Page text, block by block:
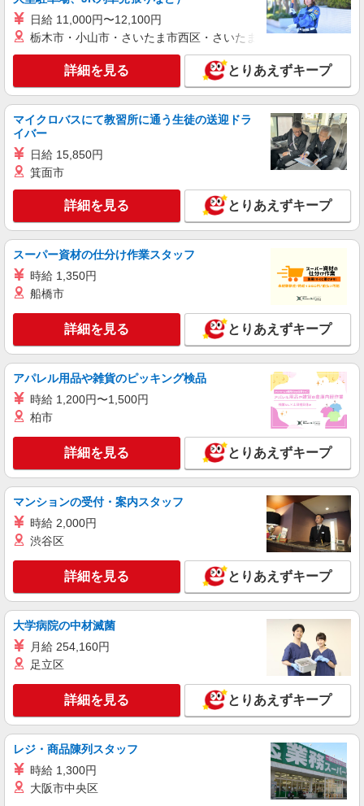
株式会社シエロ
【softbank】人気機種に詳しくなれる携帯販
売
時給1600円〜 ※残業代支給 ★交通費別途支給
（規定あり） ゜+゜・。○。・゜+゜・。○。・゜
+゜ 入社祝い金10万円支給(規定有) お友達を紹介
頂くと, インセンティブ支給(規定有) ★月2回払
い・週払い可能（規程有）★ ゜・。○。・゜
東京都八王子市のsoftbankショップ
詳細を見る
派遣社員
株式会社シエロ
人気機種に詳しくなれる携帯販売【au】
時給1730円〜 ※残業代支給 ★交通費別途支給
（規定あり） ゜+゜・。○。・゜+゜・。○。・゜
+゜ 入社祝い金10万円支給(規定有) お友達を紹介
頂くと, インセンティブ支給(規定有) ★月2回払
い・週払い可能（規程有）★ ゜・。○。・゜
東京都八王子市の家電量販店
詳細を見る
紹介予定派遣
株式会社シエロ
スマホ携帯販売【ドコモ】
時給1700円〜 ※残業代支給 ★交通費別途支給
（規定あり） ゜+゜・。○。・゜+゜・。○。・゜
+゜ 入社祝い金10万円支給(規定有) お友達を紹介
頂くと, インセンティブ支給(規定有) ★月2回払
い・週払い可能（規程有）★ ゜・。○。・゜
+゜・。○。・゜+゜
キープ 詳細を見る
株式会社シエロ
時給1730円〜 ※残業代支給 ★交通費別途支給
（規定あり） ゜+゜・。○。・゜+゜・。○。・゜
+゜ 入社祝い金10万円支給(規定有) お友達を紹介
頂くと, インセンティブ支給(規定有) ★月2回払
い・週払い可能（規程有）★ ゜・。○。・゜
+゜・。○。・゜+゜
東京都八王子市の家電量販店
キープ 詳細を見る
派遣社員
株式会社シエロ
【Y!mobile】人気機種に詳しくなれる携帯販
売
時給1600円〜 ※残業代支給 ★交通費別途支給
（規定あり） ゜+゜・。○。・゜+゜・。○。・゜
+゜ 入社祝い金10万円支給(規定有) お友達を紹介
頂くと, インセンティブ支給(規定有) ★月2回払
い・週払い可能（規程有）★ ゜・。○。・゜
東京都八王子市のY!mobileショップ
詳細を見る
日給 11,000円〜12,100円
栃木市・小山市・さいたま市西区・さいたま市岩槻区・久喜市・
詳細を見る とりあえずキープ
マイクロバスにて教習所に通う生徒の送迎ドラ
イバー
日給 15,850円
箕面市
詳細を見る とりあえずキープ
スーパー資材の仕分け作業スタッフ
時給 1,350円
船橋市
詳細を見る とりあえずキープ
アパレル用品や雑貨のピッキング検品
時給 1,200円〜1,500円
柏市
詳細を見る とりあえずキープ
マンションの受付・案内スタッフ
時給 2,000円
渋谷区
詳細を見る とりあえずキープ
大学病院の中材滅菌
月給 254,160円
足立区
詳細を見る とりあえずキープ
レジ・商品陳列スタッフ
時給 1,300円
大阪市中央区